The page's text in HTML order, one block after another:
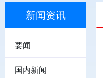
新闻资讯
要闻
国内新闻